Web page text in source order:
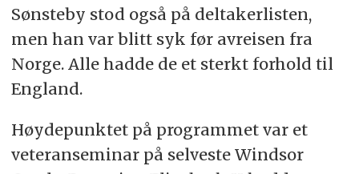
da hennes far kong George VI døde.
Kronet i Westminster Abbey i London 2. juni
1953.
Hun var også overhode for Samveldet av
nasjoner og statsoverhode for 14 av
samveldelandene utenom Storbritannia.
Elizabeth er den monarken som har sittet
Sønsteby stod også på deltakerlisten,
men han var blitt syk før avreisen fra
Norge. Alle hadde de et sterkt forhold til
England.
Høydepunktet på programmet var et
veteranseminar på selveste Windsor